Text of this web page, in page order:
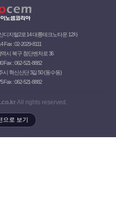
디지털2로 14 대륭테크노타운 12차
Fax : 02-2029-8111
시 북구 첨단벤처로 36
Fax : 062-521-8882
시 혁신산단 3길 50 (동수동)
Fax : 062-521-8882
All rights reserved.
으로 보기